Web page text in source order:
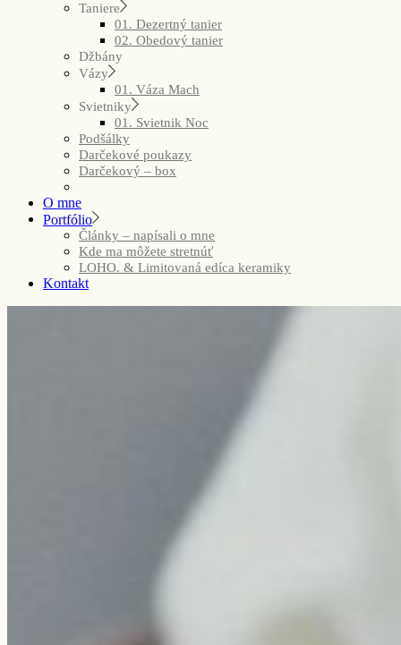
Taniere
01. Dezertný tanier
02. Obedový tanier
Džbány
Vázy
01. Váza Mach
Svietniky
01. Svietnik Noc
Podšálky
Darčekové poukazy
Darčekový – box
O mne
Portfólio
Články – napísali o mne
Kde ma môžete stretnúť
LOHO. & Limitovaná edíca keramiky
Kontakt